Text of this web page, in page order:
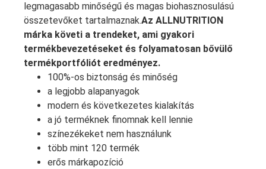
legmagasabb minőségű és magas biohasznosulású
összetevőket tartalmaznak.Az ALLNUTRITION
márka követi a trendeket, ami gyakori
termékbevezetéseket és folyamatosan bővülő
termékportfóliót eredményez.
100%-os biztonság és minőség
a legjobb alapanyagok
modern és következetes kialakítás
a jó terméknek finomnak kell lennie
színezékeket nem használunk
több mint 120 termék
erős márkapozíció